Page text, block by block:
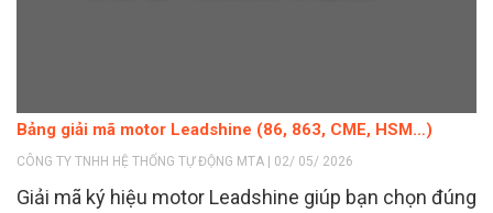
Bảng giải mã motor Leadshine (86, 863, CME, HSM…)
CÔNG TY TNHH HỆ THỐNG TỰ ĐỘNG MTA | 02/ 05/ 2026
Giải mã ký hiệu motor Leadshine giúp bạn chọn đúng